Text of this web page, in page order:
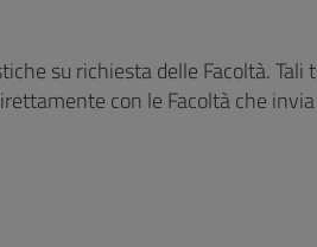
su richiesta delle Facoltà. Tali
con le Facoltà che